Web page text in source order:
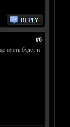
#6
пусть будет и